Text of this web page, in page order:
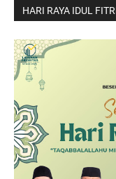
HARI RAYA IDUL